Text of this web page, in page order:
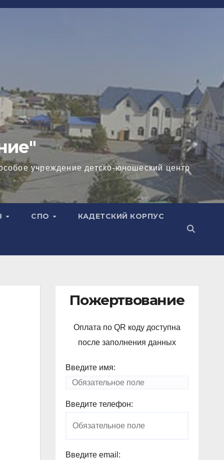
учреждение детско-юношеский центр
СПО КАДЕТСКИЙ КОРПУС
Пожертвование
Оплата по QR коду доступна
после заполнения данных
Введите имя:
Введите телефон:
Введите email: